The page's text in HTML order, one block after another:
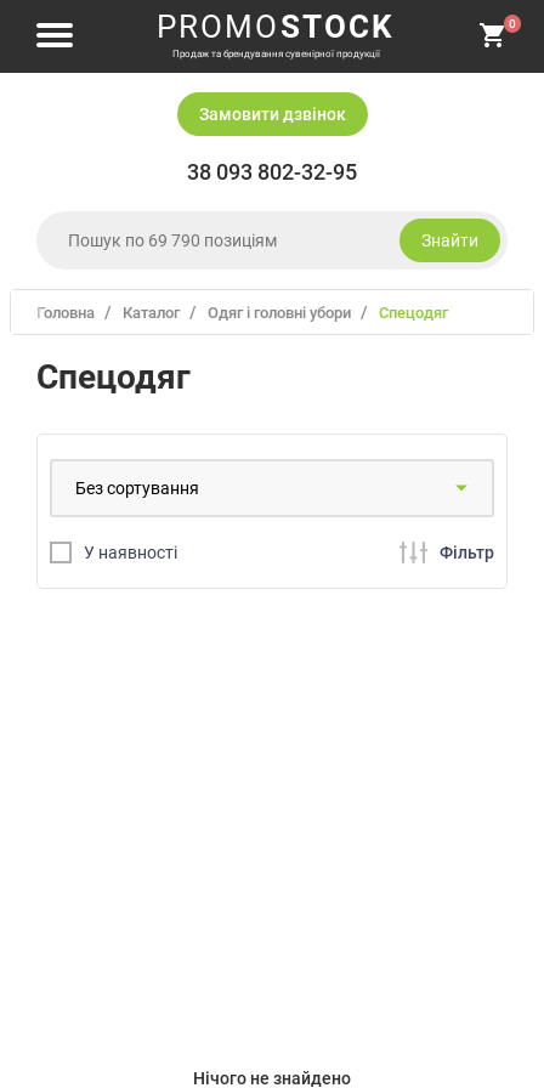
PROMOSTOCK
Продаж та брендування сувенірної продукції
0
Замовити дзвiнок
38 093 802-32-95
Знайти
Одяг і головні убори Письмове приладдя
Головна Каталог одяг і головні убори спецодяг
Спецодяг
У наявностi Фiльтр
Нічого не знайдено